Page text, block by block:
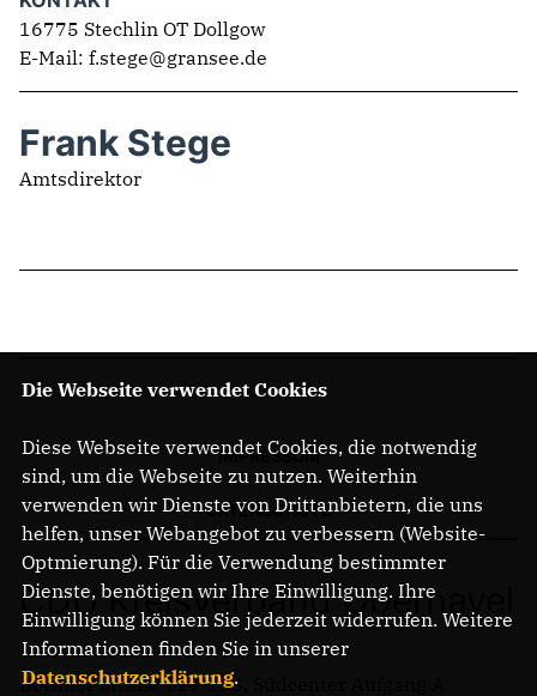
16775 Stechlin OT Dollgow
E-Mail: f.stege@gransee.de
Frank Stege
Amtsdirektor
IMPRESSUM
DATENSCHUTZ
CDU Kreisverband Oberhavel
Berliner Straße 119-125, Südcenter Aufgang A
Die Webseite verwendet Cookies
Diese Webseite verwendet Cookies, die notwendig
sind, um die Webseite zu nutzen. Weiterhin
verwenden wir Dienste von Drittanbietern, die uns
helfen, unser Webangebot zu verbessern (Website-
Optmierung). Für die Verwendung bestimmter
Dienste, benötigen wir Ihre Einwilligung. Ihre
Einwilligung können Sie jederzeit widerrufen. Weitere
Informationen finden Sie in unserer
Datenschutzerklärung.